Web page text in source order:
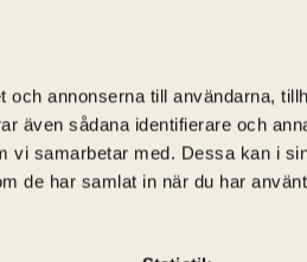
annonserna till användarna,
även sådana identifierare och
vi samarbetar med. Dessa kan i
de har samlat in när du har
och
gör? Och vet du om
intresset? Och vad fungerar